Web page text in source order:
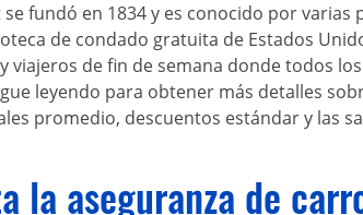
fundó en 1834 y es conocido por
de condado gratuita de Estados
viajeros de fin de semana donde todos
leyendo para obtener más detalles
promedio, descuentos estándar y las
la aseguranza de